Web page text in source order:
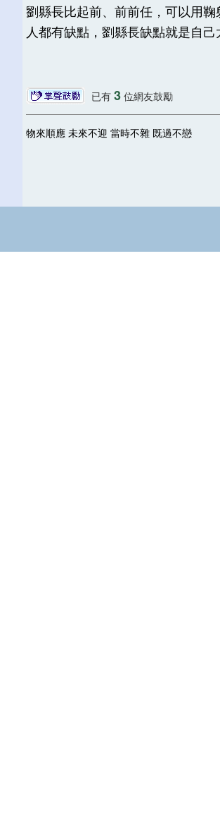
劉縣長比起前、前前任，可以用
人都有缺點，劉縣長缺點就是自
已有 3位網友鼓勵
物來順應 未來不迎 當時不雜 既過不戀